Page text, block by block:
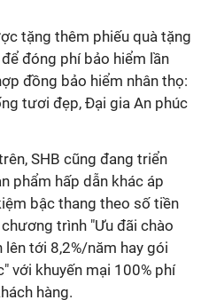
tặng thêm phiếu quà tặng
đóng phí bảo hiểm lần
đồng bảo hiểm nhân thọ:
tươi đẹp, Đại gia An phúc
SHB cũng đang triển
phẩm hấp dẫn khác áp
bậc thang theo số tiền
trình "Ưu đãi chào
tới 8,2%/năm hay gói
với khuyến mại 100% phí
hàng.